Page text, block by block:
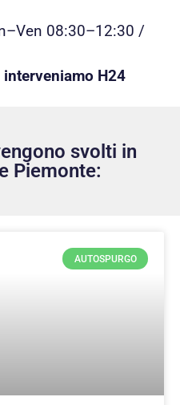
08:30–12:30 /
interveniamo H24
svolti in
Piemonte:
AUTOSPURGO